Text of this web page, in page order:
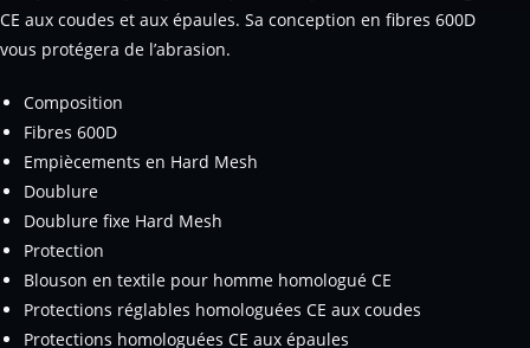
CE aux coudes et aux épaules. Sa conception en fibres 600D
vous protégera de l’abrasion.
Composition
Fibres 600D
Empiècements en Hard Mesh
Doublure
Doublure fixe Hard Mesh
Protection
Blouson en textile pour homme homologué CE
Protections réglables homologuées CE aux coudes
Protections homologuées CE aux épaules